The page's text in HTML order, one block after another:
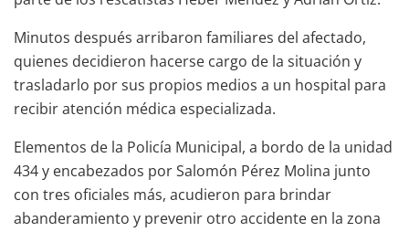
Minutos después arribaron familiares del afectado,
quienes decidieron hacerse cargo de la situación y
trasladarlo por sus propios medios a un hospital para
recibir atención médica especializada.
Elementos de la Policía Municipal, a bordo de la unidad
434 y encabezados por Salomón Pérez Molina junto
con tres oficiales más, acudieron para brindar
abanderamiento y prevenir otro accidente en la zona